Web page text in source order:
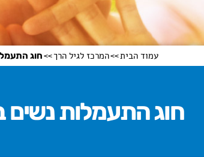
עמוד הבית המרכז לגיל הרך חוג
חוג התעמלות נשים